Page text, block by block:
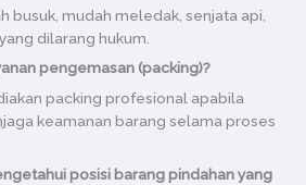
busuk, mudah meledak, senjata api,
dilarang hukum.
pengemasan (packing)?
packing profesional apabila
keamanan barang selama proses
posisi barang pindahan yang